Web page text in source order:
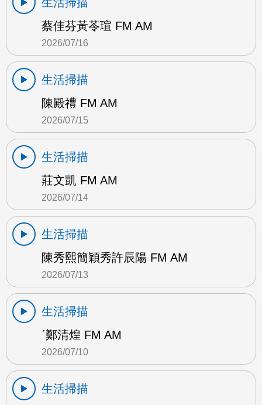
蔡佳芬黃苓瑄 FM AM
2026/07/16
生活掃描
陳殿禮 FM AM
2026/07/15
生活掃描
莊文凱 FM AM
2026/07/14
生活掃描
陳秀熙簡穎秀許辰陽 FM AM
2026/07/13
生活掃描
ˊ鄭清煌 FM AM
2026/07/10
生活掃描